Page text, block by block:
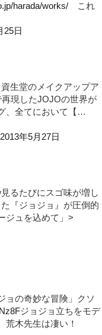
harada/works/ これ
25日
資生堂のメイクアップア
現したJOJOの世界が
、全てにおいて【…
2013年5月27日
るたびにスゴ味が増し
『ジョジョ』が圧倒的
ュを込めて」>
ョの奇妙な冒険」クソ
ジョジョ立ちをモデ
荒木先生は凄い！